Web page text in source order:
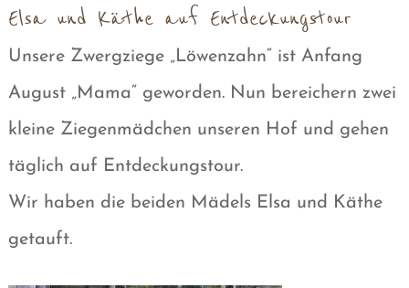
Elsa und Käthe auf Entdeckungstour
Unsere Zwergziege „Löwenzahn“ ist Anfang
August „Mama“ geworden. Nun bereichern zwei
kleine Ziegenmädchen unseren Hof und gehen
täglich auf Entdeckungstour.
Wir haben die beiden Mädels Elsa und Käthe
getauft.